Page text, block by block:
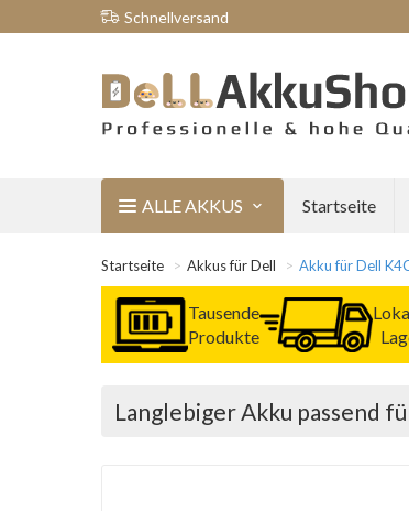
Schnellversand
ALLE AKKUS Startseite
Startseite Akkus für Dell Akku für Dell
Tausende
Produkte
Langlebiger Akku passend